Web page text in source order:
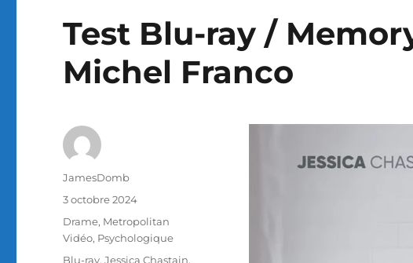
Test Blu-ray /
Michel Franco
Auteur
JamesDomb
Publié
3 octobre 2024
Catégories
Drame, Metropolitan
Vidéo, Psychologique
Étiquettes
Blu-ray,Jessica Chastain,